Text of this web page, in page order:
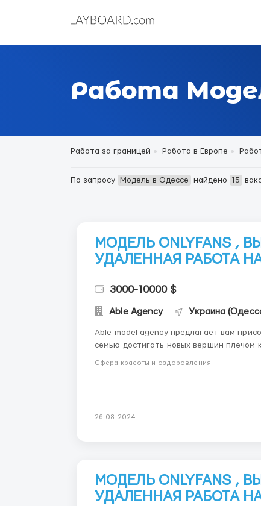
Работа
Работа за границей Работа в Европе
По запросу Модель в Одессе найдено 15
МОДЕЛЬ ONLYFANS ,
УДАЛЕННАЯ РАБОТА
3000-10000 $
Able Agency Украина
Able model agency предлагает вам
семью достигать новых вершин плечом к плечу ! В нашем штате более 150
Сфера красоты и оздоровления
26-08-2024
МОДЕЛЬ ONLYFANS ,
УДАЛЕННАЯ РАБОТА